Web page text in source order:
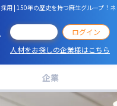
用 | 150年の歴史を持つ麻生グループ！
ログイン
人材をお探しの企業様はこちら
企業